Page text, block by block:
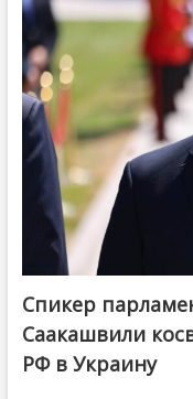
Спикер
Саакашвили
РФ в Украину